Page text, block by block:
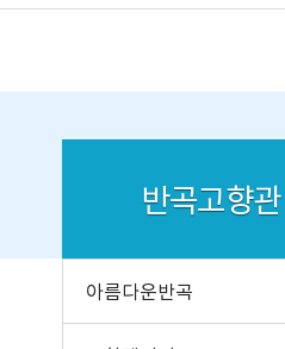
반곡고향관
아름다운반곡